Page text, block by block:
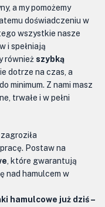
a my pomożemy
doświadczeniu w
wszystkie nasze
i spełniają
również szybką
dotrze na czas, a
minimum. Z nami masz
trwałe i w pełni
Postaw na
, które gwarantują
nad hamulcem w
hamulcowe już dziś –